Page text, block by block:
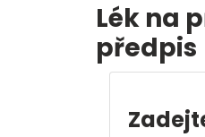
Lék na
předpis